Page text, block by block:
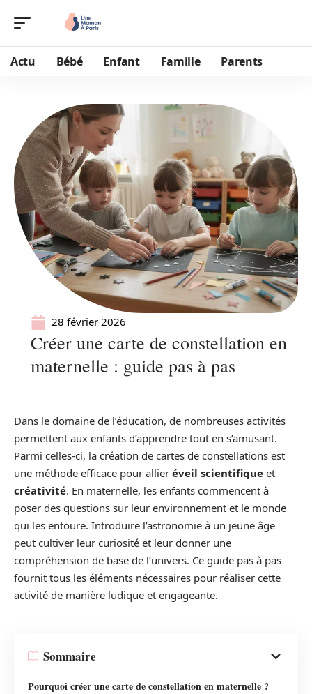
Actu Bébé Enfant Famille Parents
28 février 2026
Créer une carte de constellation en
maternelle : guide pas à pas
Dans le domaine de l’éducation, de nombreuses activités
permettent aux enfants d’apprendre tout en s’amusant.
Parmi celles-ci, la création de cartes de constellations est
une méthode efficace pour allier éveil scientifique et
créativité. En maternelle, les enfants commencent à
poser des questions sur leur environnement et le monde
qui les entoure. Introduire l’astronomie à un jeune âge
peut cultiver leur curiosité et leur donner une
compréhension de base de l’univers. Ce guide pas à pas
fournit tous les éléments nécessaires pour réaliser cette
activité de manière ludique et engageante.
Sommaire
Pourquoi créer une carte de constellation en maternelle ?